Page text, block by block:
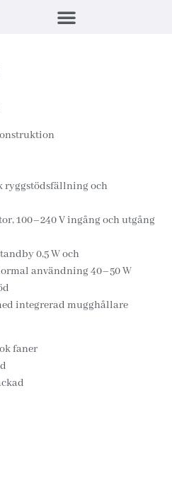
ryggstödsfällning och
100–240 V ingång och utgång
0,5 W och
användning 40–50 W
integrerad mugghållare
faner